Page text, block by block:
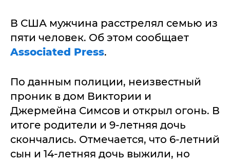
В США мужчина расстрелял семью из
пяти человек. Об этом сообщает
Associated Press.
По данным полиции, неизвестный
проник в дом Виктории и
Джермейна Симсов и открыл огонь. В
итоге родители и 9-летняя дочь
скончались. Отмечается, что 6-летний
сын и 14-летняя дочь выжили, но